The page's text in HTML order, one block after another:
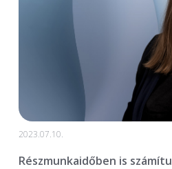
2023.07.10.
Részmunkaidőben is